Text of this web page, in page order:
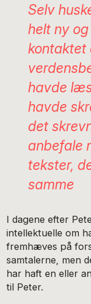
Selv
helt ny
kontaktet
havde
havde
det
anbefale
tekster,
samme
I dagene efter
intellektuelle om
fremhæves på
samtalerne, men
har haft en eller
til Peter.